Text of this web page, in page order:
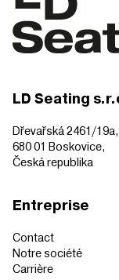
LD Seating
Dřevařská 2461/19a,
680 01 Boskovice,
Česká republika
Entreprise
Contact
Notre société
Carrière